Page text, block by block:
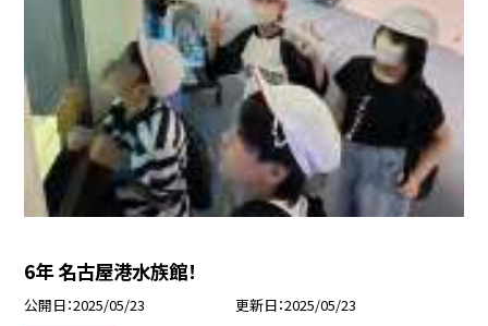
6年 名古屋港水族館！
公開日 2025/05/23 更新日 2025/05/23